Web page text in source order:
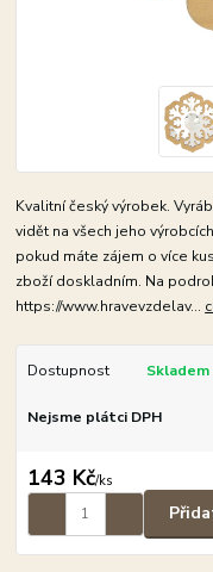
Kvalitní český výrobek.
vidět na všech jeho
pokud máte zájem o více
zboží doskladním. Na
https://www.hravevzdelav...
Dostupnost Skladem
Nejsme plátci DPH
143 Kč/ks